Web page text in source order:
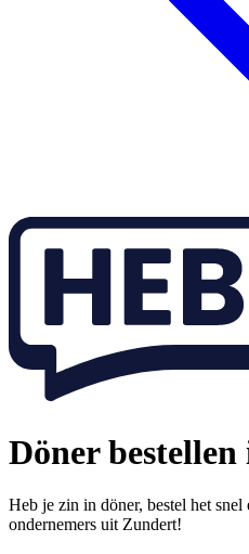
Döner
Heb je zin in döner, bestel het
ondernemers uit Zundert!